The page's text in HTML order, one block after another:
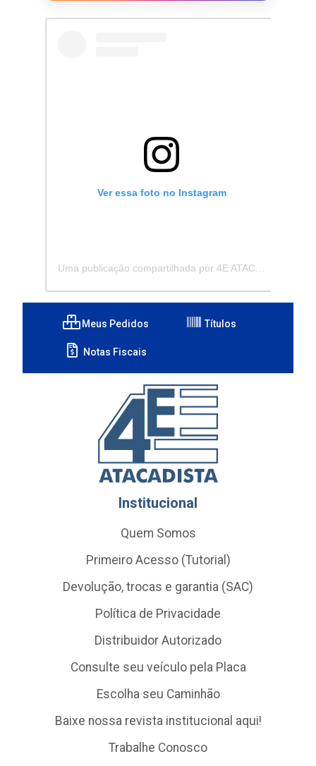
Ver essa foto no Instagram
Meus Pedidos Títulos
Notas Fiscais
Institucional
Quem Somos
Primeiro Acesso (Tutorial)
Devolução, trocas e garantia (SAC)
Política de Privacidade
Distribuidor Autorizado
Consulte seu veículo pela Placa
Escolha seu Caminhão
Baixe nossa revista institucional aqui!
Trabalhe Conosco